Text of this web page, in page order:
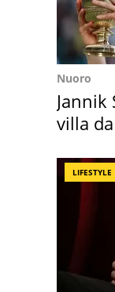
Nuoro
Jannik
villa
LIFESTYLE